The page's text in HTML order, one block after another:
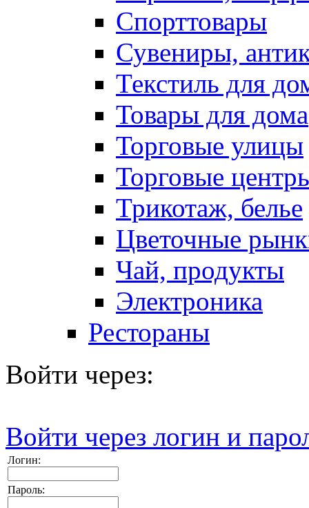
Спорттовары
Сувениры,
Текстиль для
Товары для дома
Торговые улицы
Торговые
Трикотаж, белье
Цветочные
Чай, продукты
Электроника
Рестораны
Войти через:
Войти через логин и
Логин:
Пароль: